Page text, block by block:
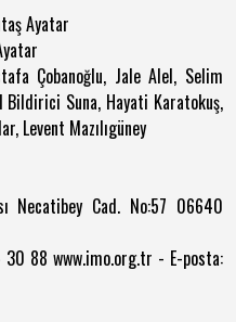
Ayatar
Çobanoğlu, Jale Alel, Selim
Bildirici Suna, Hayati Karatokuş,
Levent Mazılıgüney
Necatibey Cad. No:57 06640
88 www.imo.org.tr - E-posta: